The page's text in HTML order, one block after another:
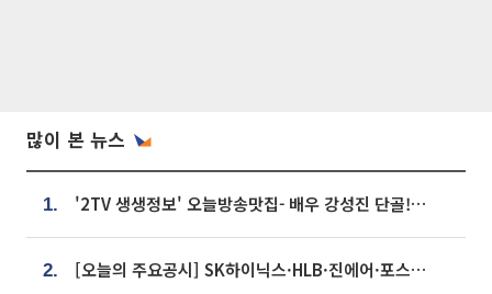
많이 본 뉴스
1. '2TV 생생정보' 오늘방송맛집- 배우 강성진 단골! 쌀국수ㆍ푸팟퐁 커리 맛집 '블○○○'
2. [오늘의 주요공시] SK하이닉스·HLB·진에어·포스코홀딩스·네이버·대우건설 등